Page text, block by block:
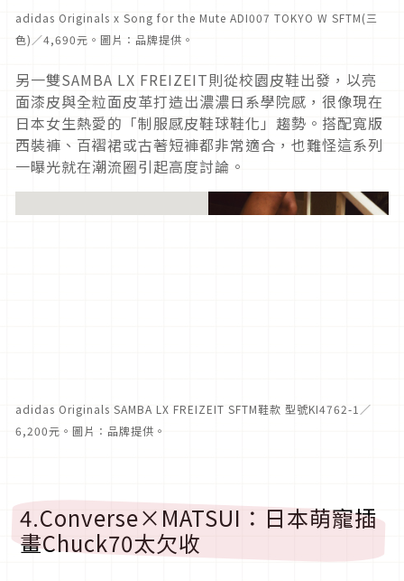
adidas Originals x Song for the Mute ADI007 TOKYO W SFTM(三
色)／4,690元。圖片：品牌提供。
另一雙SAMBA LX FREIZEIT則從校園皮鞋出發，以亮
面漆皮與全粒面皮革打造出濃濃日系學院感，很像現在
日本女生熱愛的「制服感皮鞋球鞋化」趨勢。搭配寬版
西裝褲、百褶裙或古著短褲都非常適合，也難怪這系列
一曝光就在潮流圈引起高度討論。
adidas Originals SAMBA LX FREIZEIT SFTM鞋款 型號KI4762-1／
6,200元。圖片：品牌提供。
4.Converse×MATSUI：日本萌寵插
畫Chuck70太欠收